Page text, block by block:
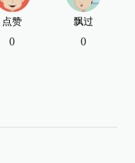
点赞
0
飘过
0